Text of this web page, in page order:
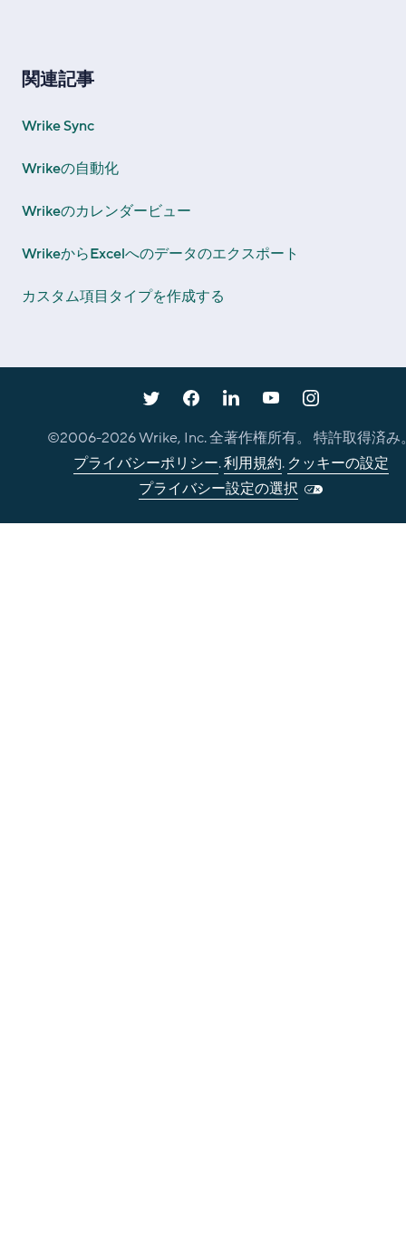
関連記事
Wrike Sync
Wrikeの自動化
Wrikeのカレンダービュー
WrikeからExcelへのデータのエクスポート
カスタム項目タイプを作成する
©2006-2026Wrike, Inc. 全著作権所有。 特許取得済み
プライバシーポリシー.利用規約. クッキーの設定
プライバシー設定の選択